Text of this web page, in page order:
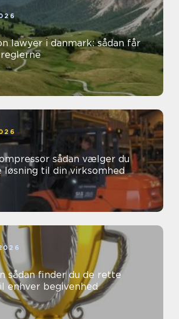
lawyer i danmark: sådan får
sådan vælger du
løsning til din virksomhed
enhver begivenhed